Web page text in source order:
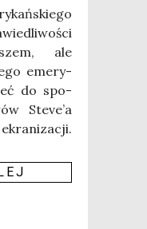
ale
eme­ry­
do spo­
Steve’a
ekra­ni­za­cji.